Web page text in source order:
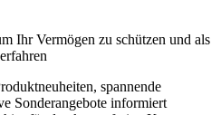
Ihr Vermögen zu schützen und als
spannende
Sonderangebote informiert